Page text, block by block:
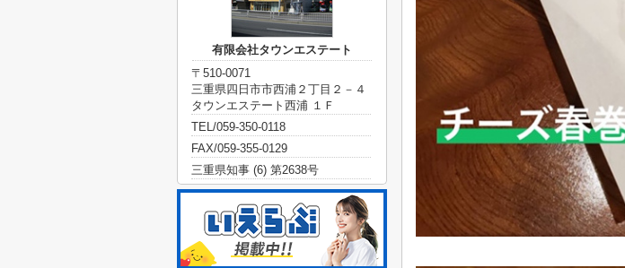
有限会社タウンエステート
〒510-0071
三重県四日市市西浦２丁目２－４
タウンエステート西浦 １Ｆ
TEL/059-350-0118
FAX/059-355-0129
三重県知事 (6) 第2638号